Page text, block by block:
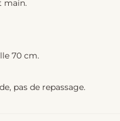
main.
70 cm.
pas de repassage.